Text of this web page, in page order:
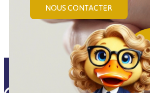
NOUS CONTACTER